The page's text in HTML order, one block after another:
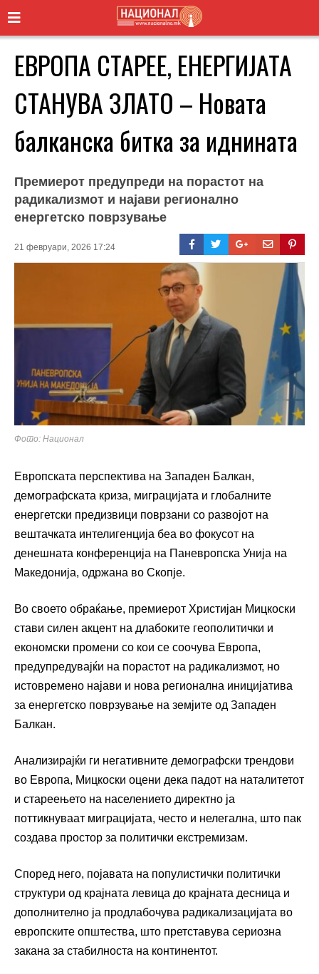
ЕВРОПА СТАРЕЕ, ЕНЕРГИЈАТА
СТАНУВА ЗЛАТО – Новата
балканска битка за иднината
Премиерот предупреди на порастот на
радикализмот и најави регионално
енергетско поврзување
21 февруари, 2026 17:24
Фото: Национал
Европската перспектива на Западен Балкан,
демографската криза, миграцијата и глобалните
енергетски предизвици поврзани со развојот на
вештачката интелигенција беа во фокусот на
денешната конференција на Паневропска Унија на
Македонија, одржана во Скопје.
Во своето обраќање, премиерот Христијан Мицкоски
стави силен акцент на длабоките геополитички и
економски промени со кои се соочува Европа,
предупредувајќи на порастот на радикализмот, но
истовремено најави и нова регионална иницијатива
за енергетско поврзување на земјите од Западен
Балкан.
Анализирајќи ги негативните демографски трендови
во Европа, Мицкоски оцени дека падот на наталитетот
и стареењето на населението директно ја
поттикнуваат миграцијата, често и нелегална, што пак
создава простор за политички екстремизам.
Според него, појавата на популистички политички
структури од крајната левица до крајната десница и
дополнително ја продлабочува радикализацијата во
европските општества, што претставува сериозна
закана за стабилноста на континентот.